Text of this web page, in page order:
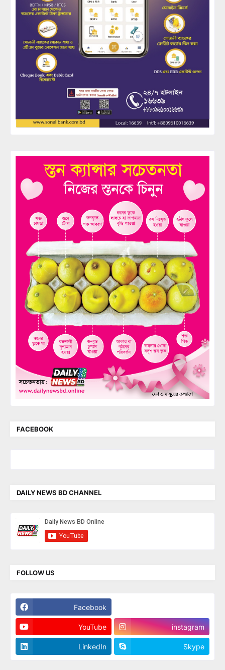
FACEBOOK
DAILY NEWS BD CHANNEL
FOLLOW US
Facebook
YouTube instagram
LinkedIn Skype